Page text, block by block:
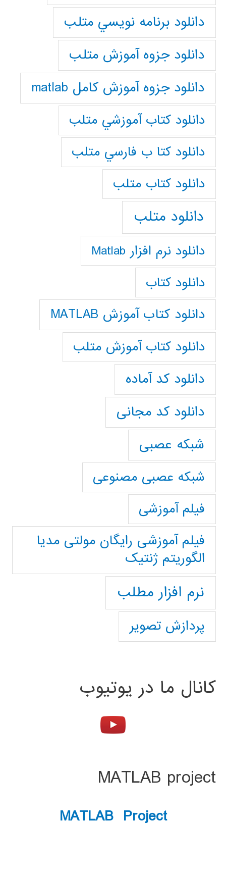
دانلود برنامه نويسي متلب
دانلود جزوه آموزش متلب
دانلود جزوه آموزش کامل matlab
دانلود كتاب آموزشي متلب
دانلود كتا ب فارسي متلب
دانلود كتاب متلب
دانلود متلب
دانلود نرم افزار Matlab
دانلود کتاب
دانلود کتاب آموزش MATLAB
دانلود کتاب آموزش متلب
دانلود کد آماده
دانلود کد مجانی
شبکه عصبی
شبکه عصبی مصنوعی
فیلم آموزشی
فیلم آموزشی رایگان مولتی مدیا
الگوریتم ژنتیک
نرم افزار مطلب
پردازش تصویر
کانال ما در یوتیوب
MATLAB project
MATLAB Project